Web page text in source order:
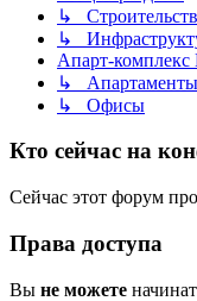
↳
↳
Апарт-комплекс
↳ Апартаменты
↳ Офисы
Кто сейчас на
Сейчас этот форум
Права доступа
Вы не можете